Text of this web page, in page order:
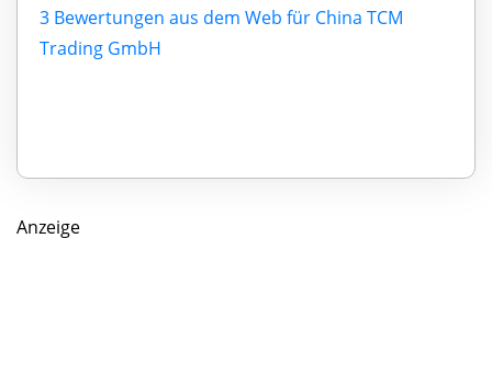
3 Bewertungen aus dem Web für China TCM
Trading GmbH
Anzeige